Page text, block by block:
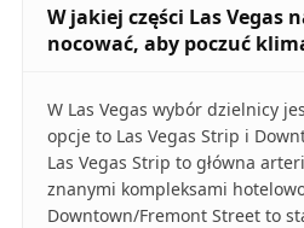
W jakiej części Las Vegas
nocować, aby poczuć
W Las Vegas wybór dzielnicy
opcje to Las Vegas Strip i
Las Vegas Strip to główna
znanymi kompleksami
Downtown/Fremont Street to